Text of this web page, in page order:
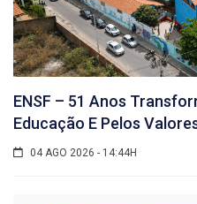
ENSF – 51 Anos
Educação E Pelos
04 AGO 2026 - 14:44H